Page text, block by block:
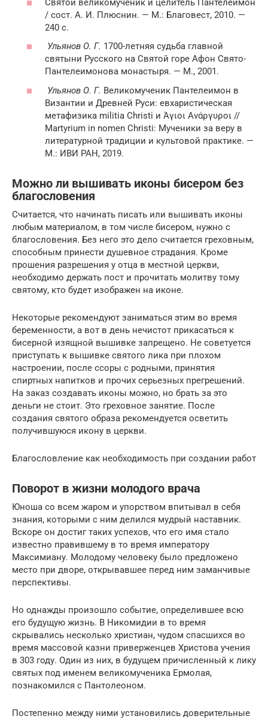
/ сост. А. И. Плюснин. — М.: Благовест, 2010. —
240 с.
Ульянов О. Г. 1700-летняя судьба главной
святыни Русского на Святой горе Афон Свято-
Пантелеимонова монастыря. — М., 2001.
Ульянов О. Г. Великомученик Пантелеимон в
Византии и Древней Руси: евхаристическая
метафизика militia Christi и Άγιοι Ανάργυροι //
Martyrium in nomen Christi: Мученики за веру в
литературной традиции и культовой практике. —
М.: ИВИ РАН, 2019.
Можно ли вышивать иконы бисером без
благословения
Считается, что начинать писать или вышивать иконы
любым материалом, в том числе бисером, нужно с
благословения. Без него это дело считается греховным,
способным принести душевное страдания. Кроме
прошения разрешения у отца в местной церкви,
необходимо держать пост и прочитать молитву тому
святому, кто будет изображен на иконе.
Некоторые рекомендуют заниматься этим во время
беременности, а вот в день нечистот прикасаться к
бисерной изящной вышивке запрещено. Не советуется
приступать к вышивке святого лика при плохом
настроении, после ссоры с родными, принятия
спиртных напитков и прочих серьезных прегрешений.
На заказ создавать иконы можно, но брать за это
деньги не стоит. Это греховное занятие. После
создания святого образа рекомендуется осветить
получившуюся икону в церкви.
Благословление как необходимость при создании работ
Поворот в жизни молодого врача
Юноша со всем жаром и упорством впитывал в себя
знания, которыми с ним делился мудрый наставник.
Вскоре он достиг таких успехов, что его имя стало
известно правившему в то время императору
Максимиану. Молодому человеку было предложено
место при дворе, открывавшее перед ним заманчивые
перспективы.
Но однажды произошло событие, определившее всю
его будущую жизнь. В Никомидии в то время
скрывались несколько христиан, чудом спасшихся во
время массовой казни приверженцев Христова учения
в 303 году. Один из них, в будущем причисленный к лику
святых под именем великомученика Ермолая,
познакомился с Пантолеоном.
Постепенно между ними установились доверительные